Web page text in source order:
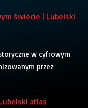
świecie | Lubelski
w cyfrowym
przez
atlas